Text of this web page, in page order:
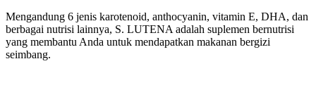
Mengandung 6 jenis karotenoid, anthocyanin, vitamin E, DHA, dan
berbagai nutrisi lainnya, S. LUTENA adalah suplemen bernutrisi
yang membantu Anda untuk mendapatkan makanan bergizi
seimbang.